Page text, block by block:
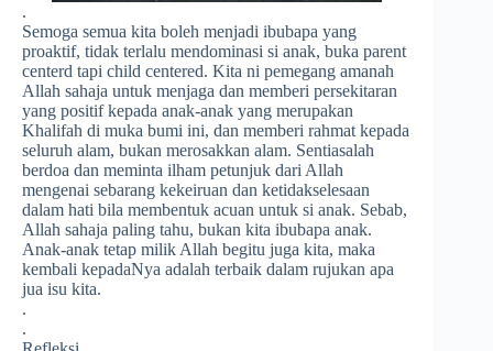
.
Semoga semua kita boleh menjadi ibubapa yang
proaktif, tidak terlalu mendominasi si anak, buka parent
centerd tapi child centered. Kita ni pemegang amanah
Allah sahaja untuk menjaga dan memberi persekitaran
yang positif kepada anak-anak yang merupakan
Khalifah di muka bumi ini, dan memberi rahmat kepada
seluruh alam, bukan merosakkan alam. Sentiasalah
berdoa dan meminta ilham petunjuk dari Allah
mengenai sebarang kekeiruan dan ketidakselesaan
dalam hati bila membentuk acuan untuk si anak. Sebab,
Allah sahaja paling tahu, bukan kita ibubapa anak.
Anak-anak tetap milik Allah begitu juga kita, maka
kembali kepadaNya adalah terbaik dalam rujukan apa
jua isu kita.
.
.